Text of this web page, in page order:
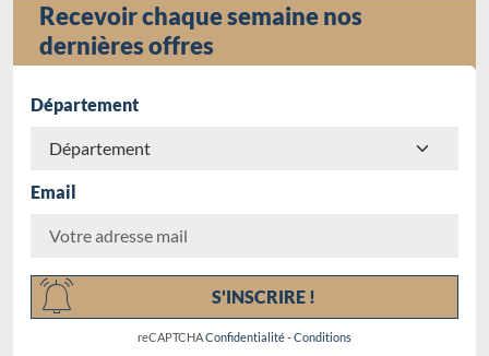
Recevoir chaque semaine nos
dernières offres
Département
Email
S'INSCRIRE !
reCAPTCHAConfidentialité-Conditions